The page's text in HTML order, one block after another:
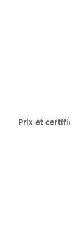
Prix et